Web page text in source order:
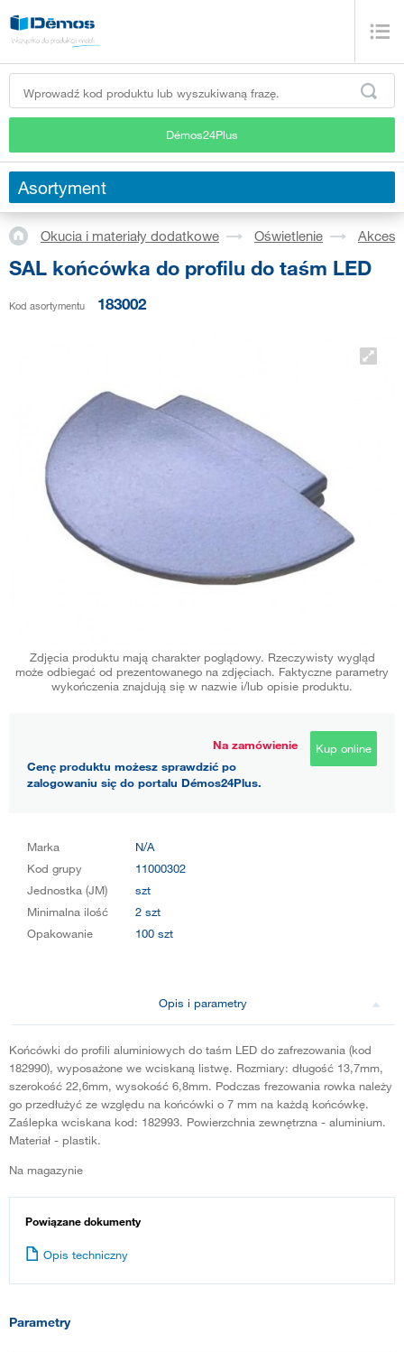
Démos24Plus
Asortyment
Okucia i materiały dodatkowe Oświetlenie
SAL końcówka do profilu do taśm LED
Kod asortymentu 183002
Zdjęcia produktu mają charakter poglądowy. Rzeczywisty wygląd
może odbiegać od prezentowanego na zdjęciach. Faktyczne parametry
wykończenia znajdują się w nazwie i/lub opisie produktu.
Na zamówienie
Cenę produktu możesz sprawdzić po
zalogowaniu się do portalu Démos24Plus.
Kup online
Marka
N/A
Kod grupy
11000302
Jednostka (JM)
szt
Minimalna ilość
2 szt
Opakowanie
100 szt
Opis i parametry
Końcówki do profili aluminiowych do taśm LED do zafrezowania (kod
182990), wyposażone we wciskaną listwę. Rozmiary: długość 13,7mm,
szerokość 22,6mm, wysokość 6,8mm. Podczas frezowania rowka należy
go przedłużyć ze względu na końcówki o 7 mm na każdą końcówkę.
Zaślepka wciskana kod: 182993. Powierzchnia zewnętrzna - aluminium.
Materiał - plastik.
Na magazynie
Powiązane dokumenty
Opis techniczny
Parametry